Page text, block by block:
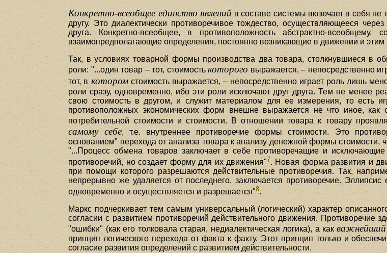
Конкретно-всеобщее единство явленийв составе системы включает в себя не
другу. Это диалектически противоречивое тождество, осуществляющееся
друга. Конкретно-всеобщее, в противоположность абстрактно-
взаимопредполагающие определения, постоянно возникающие в движении и
Так, в условиях товарной формы производства два товара, столкнувшиеся в
роли: "...один товар – тот, стоимостькоторого выражается, – непосредственно
тот, в которомстоимость выражается, – непосредственно играет роль лишь
роли сразу, одновременно, ибо эти роли исключают друг друга. Тем не менее
свою стоимость в другом, и служит материалом для ее измерения, то есть
противоположных экономических форм внешне выражается не что иное, как
потребительной стоимости и стоимости. В отношении товара к товару
самому себе, т.е. внутреннее противоречие формы стоимости. Это
основанием" перехода от анализа товара к анализу денежной формы стоимости,
"...Процесс обмена товаров заключает в себе противоречащие и
противоречий, но создает форму для их движения"7. Новая форма развития и
при помощи которого разрешаются действительные противоречия. Так,
непрерывно же удаляется от последнего, заключается противоречие.
одновременно и осуществляется и разрешается"8.
Маркс подчеркивает тем самым универсальный (логический) характер
согласии с развитием противоречий действительного движения. Противоречие
"ошибки" (как его толковала старая, недиалектическая логика), а какважнейший
принцип логического перехода от факта к факту. Этот принцип только и
согласие развития определений с развитием действительности.